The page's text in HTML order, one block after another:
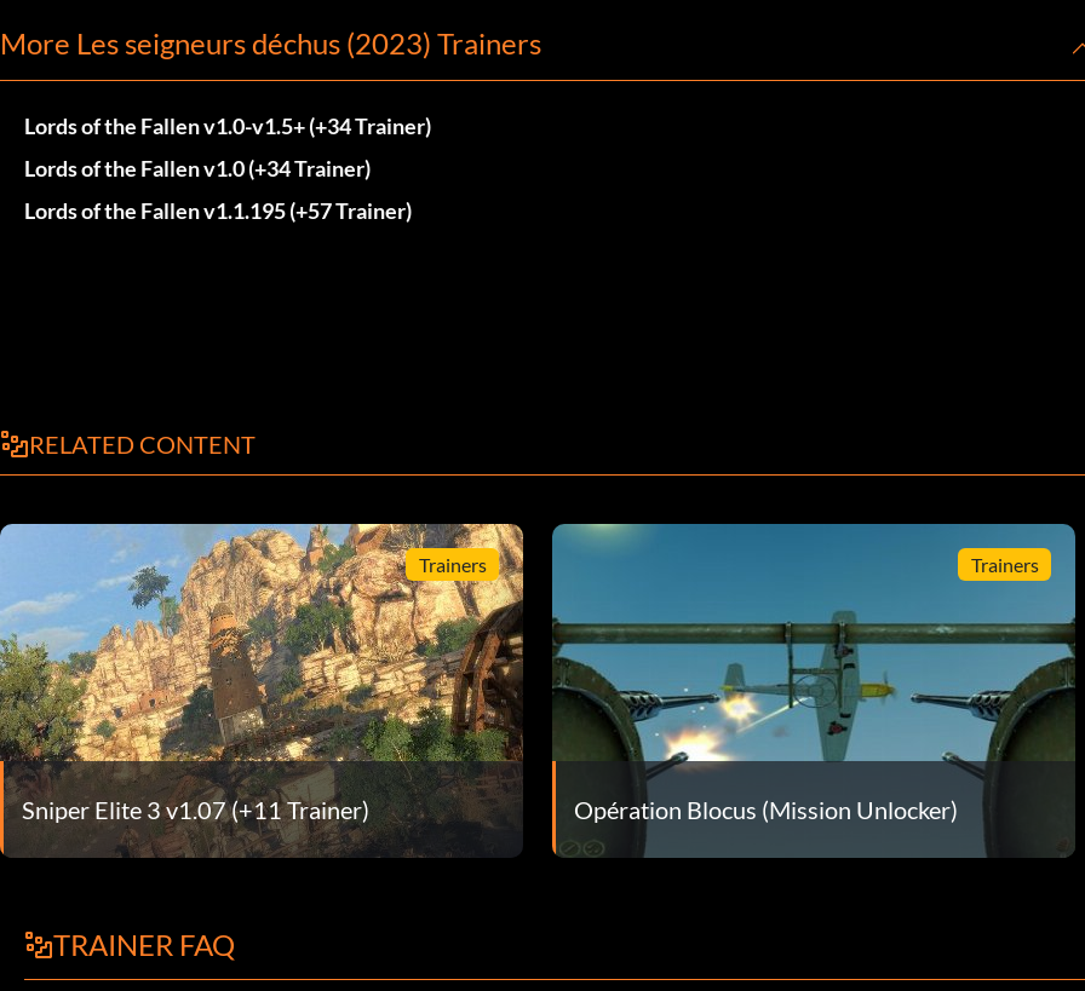
More Les seigneurs déchus (2023) Trainers
Lords of the Fallen v1.0-v1.5+ (+34 Trainer)
Lords of the Fallen v1.0 (+34 Trainer)
Lords of the Fallen v1.1.195 (+57 Trainer)
RELATED CONTENT
Trainers
Sniper Elite 3 v1.07 (+11 Trainer)
Trainers
Opération Blocus (Mission Unlocker)
TRAINER FAQ